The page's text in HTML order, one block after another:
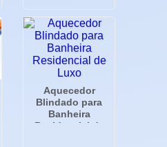
Aquecedor
Blindado para
Banheira
Residencial de